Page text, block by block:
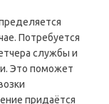
Потребуется
службы и
Это поможет
придаётся